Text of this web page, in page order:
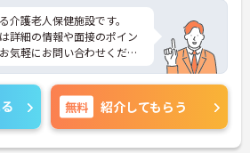
介護老人保健施設です。
詳細の情報や面接のポイン
気軽にお問い合わせくださ
無料 紹介してもらう